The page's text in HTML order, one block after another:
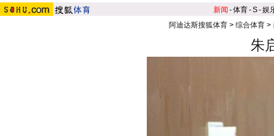
新闻 -体育-S-娱
阿迪达斯搜狐体育> 综合体育>
朱